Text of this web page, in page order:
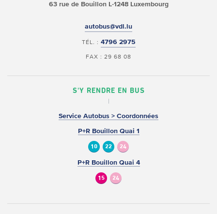
63 rue de BouillonL-1248 Luxembourg
autobus@vdl.lu
TÉL. : 4796 2975
FAX : 29 68 08
S'Y RENDRE EN BUS
Service Autobus > Coordonnées
P+R Bouillon Quai 1
10 22 24
P+R Bouillon Quai 4
15 24